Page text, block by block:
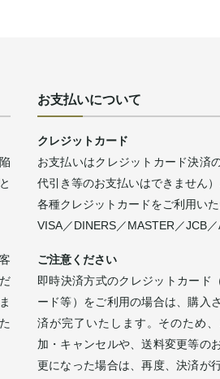
お支払いについて
クレジットカード
お支払いはクレジットカード決済
代引き等のお支払いはできません）
各種クレジットカードをご利用いた
VISA／DINERS／MASTER／JCB
ご注意ください
即時決済方式のクレジットカード
ード等）をご利用の場合は、購入
済が完了いたします。そのため
加・キャンセルや、送料変更等の
更になった場合は、再度、決済が